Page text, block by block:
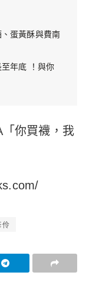
蛋黃酥與費南
年底 ！與你
你買襪，我
伶